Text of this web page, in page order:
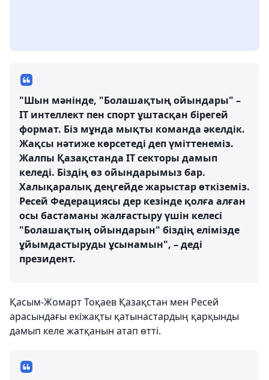
"Шын мәнінде, "Болашақтың ойындары" –
IT интеллект пен спорт ұштасқан бірегей
формат. Біз мұнда мықты команда әкелдік.
Жақсы нәтиже көрсетеді деп үміттенеміз.
Жалпы Қазақстанда IT секторы дамып
келеді. Біздің өз ойындарымыз бар.
Халықаралық деңгейде жарыстар өткіземіз.
Ресей Федерациясы дер кезінде қолға алған
осы бастаманы жалғастыру үшін келесі
"Болашақтың ойындарын" біздің елімізде
ұйымдастыруды ұсынамын", – деді
президент.
Қасым-Жомарт Тоқаев Қазақстан мен Ресей
арасындағы екіжақты қатынастардың қарқынды
дамып келе жатқанын атап өтті.